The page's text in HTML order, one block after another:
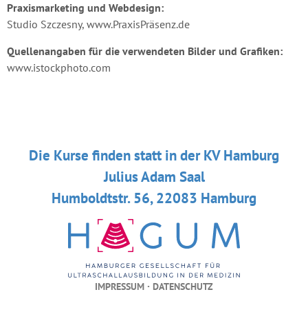
Praxismarketing und Webdesign:
Studio Szczesny, www.PraxisPräsenz.de
Quellenangaben für die verwendeten Bilder und Grafiken:
www.istockphoto.com
Die Kurse finden statt in der KV Hamburg
Julius Adam Saal
Humboldtstr. 56, 22083 Hamburg
IMPRESSUM · DATENSCHUTZ